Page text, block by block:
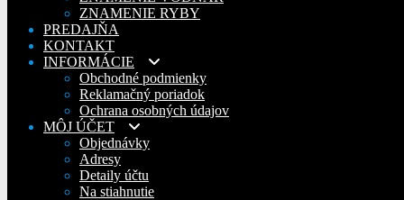
ZNAMENIE RYBY
PREDAJŇA
KONTAKT
INFORMÁCIE
Obchodné podmienky
Reklamačný poriadok
Ochrana osobných údajov
MÔJ ÚČET
Objednávky
Adresy
Detaily účtu
Na stiahnutie